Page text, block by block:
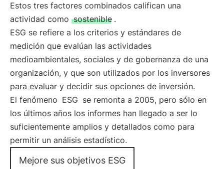
Estos tres factores combinados califican una
actividad como sostenible .
ESG se refiere a los criterios y estándares de
medición que evalúan las actividades
medioambientales, sociales y de gobernanza de una
organización, y que son utilizados por los inversores
para evaluar y decidir sus opciones de inversión.
El fenómeno ESG se remonta a 2005, pero sólo en
los últimos años los informes han llegado a ser lo
suficientemente amplios y detallados como para
permitir un análisis estadístico.
Mejore sus objetivos ESG